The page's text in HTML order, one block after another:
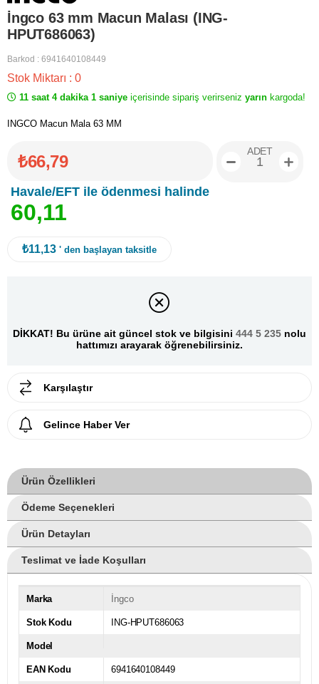
İngco 63 mm Macun Malası (ING-
HPUT686063)
Barkod : 6941640108449
Stok Miktarı : 0
11 saat 4 dakika 1 saniye içerisinde sipariş verirseniz yarın kargoda!
INGCO Macun Mala 63 MM
₺66,79
Havale/EFT ile ödenmesi halinde
60,11
ADET
₺11,13 ' den başlayan taksitle
DİKKAT! Bu ürüne ait güncel stok ve bilgisini 444 5 235 nolu
hattımızı arayarak öğrenebilirsiniz.
Karşılaştır
Gelince Haber Ver
Ürün Özellikleri
Ödeme Seçenekleri
Ürün Detayları
Teslimat ve İade Koşulları
Marka İngco
Stok Kodu ING-HPUT686063
Model
EAN Kodu 6941640108449